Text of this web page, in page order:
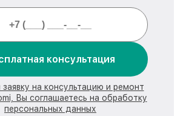
консультация
заявку на консультацию и ремонт
Вы соглашаетесь на обработку
персональных данных